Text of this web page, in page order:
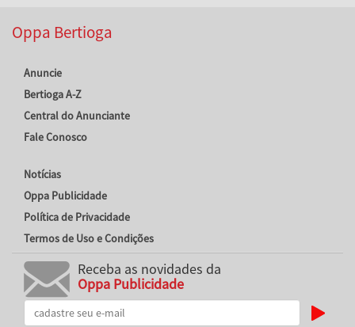
Oppa Bertioga
Anuncie
Bertioga A-Z
Central do Anunciante
Fale Conosco
Notícias
Oppa Publicidade
Política de Privacidade
Termos de Uso e Condições
Receba as novidades da
Oppa Publicidade